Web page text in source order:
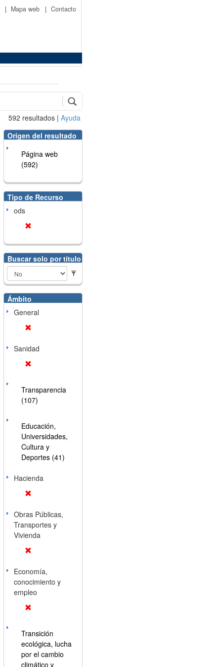
| Mapa web | Contacto
592 resultados | Ayuda
Origen del resultado
Página web
(592)
Tipo de Recurso
ods
Buscar solo por título
Ámbito
General
Sanidad
Transparencia
(107)
Educación,
Universidades,
Cultura y
Deportes (41)
Hacienda
Obras Públicas,
Transportes y
Vivienda
Economía,
conocimiento y
empleo
Transición
ecológica, lucha
por el cambio
climático y